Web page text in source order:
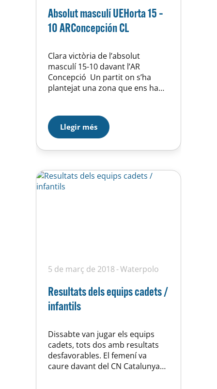
Absolut masculí UEHorta 15 –
10 ARConcepción CL
Clara victòria de l’absolut
masculí 15-10 davant l’AR
Concepció Un partit on s’ha
plantejat una zona que ens ha
poc desgastant al rival. Les
rotacions de l’equip han
funcionat i durant tot el partit
s’ha jugat amb molta intensitat.
Llegir més
5 de març de 2018 Waterpolo
Resultats dels equips cadets /
infantils
Dissabte van jugar els equips
cadets, tots dos amb resultats
desfavorables. El femení va
caure davant del CN Catalunya